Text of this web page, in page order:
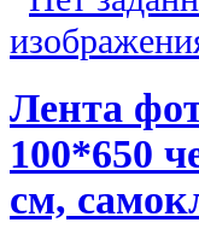
Лента
100*650
см,